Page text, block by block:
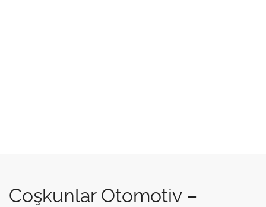
Coşkunlar Otomotiv –